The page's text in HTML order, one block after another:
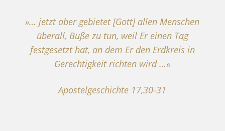
»… jetzt aber gebietet [Gott] allen Menschen
überall, Buße zu tun, weil Er einen Tag
festgesetzt hat, an dem Er den Erdkreis in
Gerechtigkeit richten wird …«
Apostelgeschichte 17,30-31